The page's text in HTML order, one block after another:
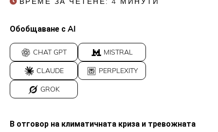
ВРЕМЕ ЗА ЧЕТЕНЕ: 4 МИНУТИ
Обобщаване с AI
CHAT GPT MISTRAL
CLAUDE PERPLEXITY
GROK
В отговор на климатичната криза и тревожната